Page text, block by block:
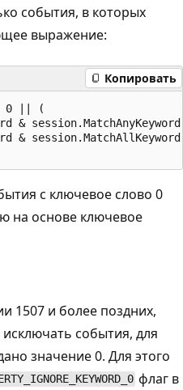
события, в которых
выражение:
Копировать
0 || (
&
&
с ключевое слово 0
на основе ключевое
1507 и более поздних,
события, для
значение 0. Для этого
флаг в